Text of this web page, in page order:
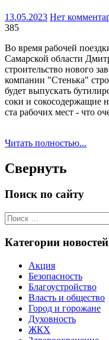
13.05.2023 Нет
385
Во время рабочей
Самарской области
строительство нового
компании "Стенька"
будет выпускать
соки и сокосодержащие
ста рабочих мест - что
Читать полностью...
Свернуть
Поиск по сайту
Поиск
для:
Категории новостей
Акция
Безопасность
Благоустройство
Власть и общество
Город и горожане
Духовность
ЖКХ